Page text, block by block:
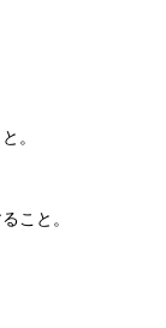
。
こと。